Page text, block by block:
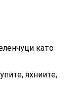
като
яхниите,